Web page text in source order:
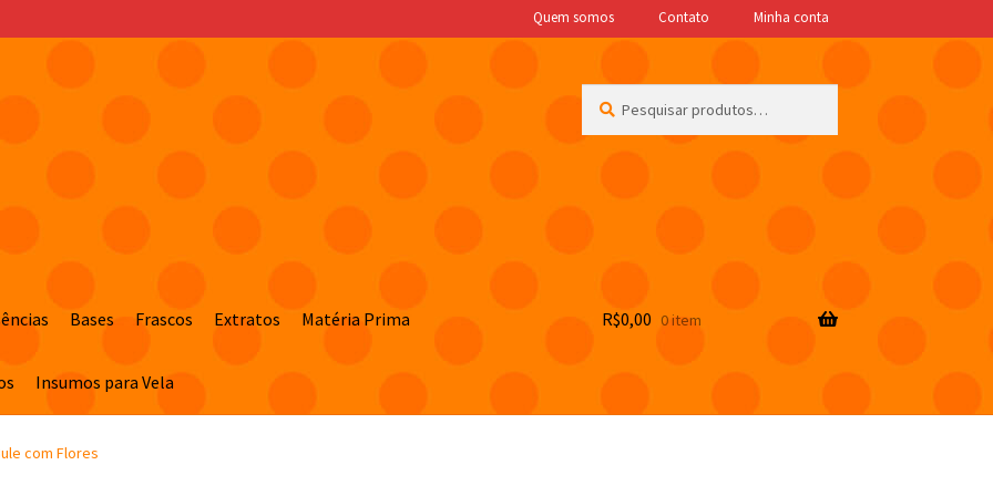
Quem somos Contato Minha conta
por:
Bases Frascos Extratos Matéria Prima
Insumos para Vela
R$0,00 0 item
com Flores